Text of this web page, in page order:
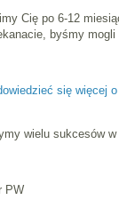
Cię po 6-12
byśmy
się więcej
wielu sukcesów
PW